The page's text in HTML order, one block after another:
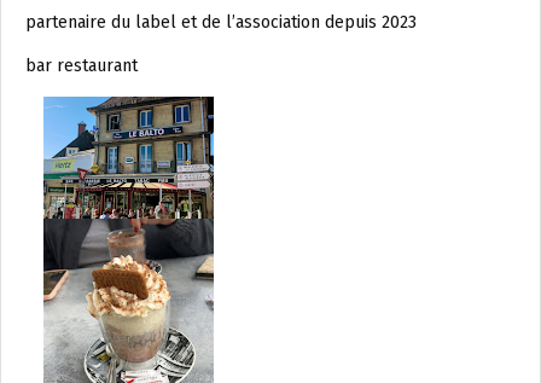
partenaire du label et de l’association depuis 2023
bar restaurant